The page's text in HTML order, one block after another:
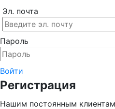
Эл. почта
Пароль
Войти
Регистрация
Нашим постоянным